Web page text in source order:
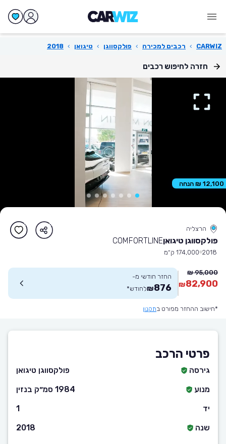
CARWIZ
› רכבים למכירה › פולקסווגן › טיגואן ›
2018
חזרה לחיפוש רכבים
12,100 ₪ הנחה
הרצליה
פולקסווגן טיגואןCOMFORTLINE
2018 174,000 ק״מ
95,000 ₪
82,900
₪
החזר חודשי מ-
876
₪לחודש*
*חישוב ההחזר מפורט בתקנון
פרטי הרכב
גירסה
פולקסווגן טיגואן
מנוע
1984 סמ״ק בנזין
יד
1
שנה
2018